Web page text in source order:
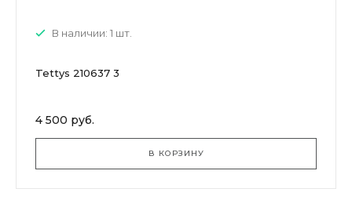
В наличии: 1 шт.
Tettys 210637 3
4 500 руб.
В КОРЗИНУ